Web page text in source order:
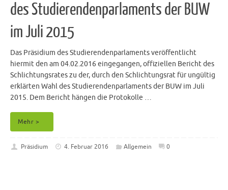
des Studierendenparlaments der BUW
im Juli 2015
Das Präsidium des Studierendenparlaments veröffentlicht
hiermit den am 04.02.2016 eingegangen, offiziellen Bericht des
Schlichtungsrates zu der, durch den Schlichtungsrat für ungültig
erklärten Wahl des Studierendenparlaments der BUW im Juli
2015. Dem Bericht hängen die Protokolle …
Mehr >
Präsidium 4. Februar 2016 Allgemein 0